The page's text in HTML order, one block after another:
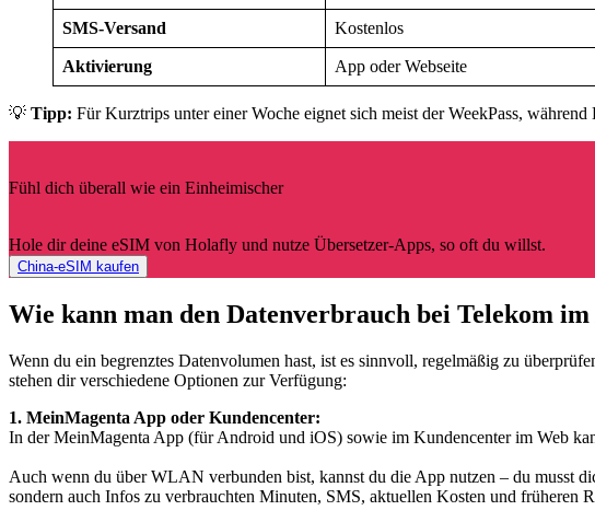
SMS-Versand Kostenlos
Aktivierung App oder Webseite
💡 Tipp: Für Kurztrips unter einer Woche eignet sich meist der WeekPass,
Fühl dich überall wie ein Einheimischer
Hole dir deine eSIM von Holafly und nutze Übersetzer-Apps, so oft du willst.
China-eSIM kaufen
Wie kann man den Datenverbrauch bei Telekom
Wenn du ein begrenztes Datenvolumen hast, ist es sinnvoll, regelmäßig zu
stehen dir verschiedene Optionen zur Verfügung:
1. MeinMagenta App oder Kundencenter:
In der MeinMagenta App (für Android und iOS) sowie im Kundencenter im Web
Auch wenn du über WLAN verbunden bist, kannst du die App nutzen – du musst
sondern auch Infos zu verbrauchten Minuten, SMS, aktuellen Kosten und früheren